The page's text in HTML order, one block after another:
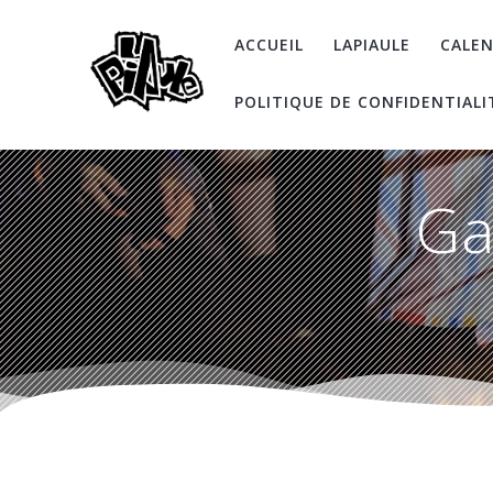
ACCUEIL LAPIAULE
POLITIQUE DE